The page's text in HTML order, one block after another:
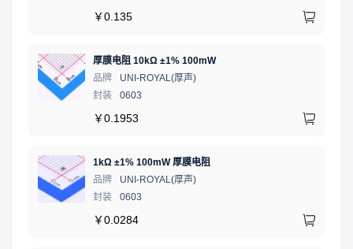
￥0.135
厚膜电阻 10kΩ ±1% 100mW
品牌
UNI-ROYAL(厚声)
封装
0603
￥0.1953
1kΩ ±1% 100mW 厚膜电阻
品牌
UNI-ROYAL(厚声)
封装
0603
￥0.0284